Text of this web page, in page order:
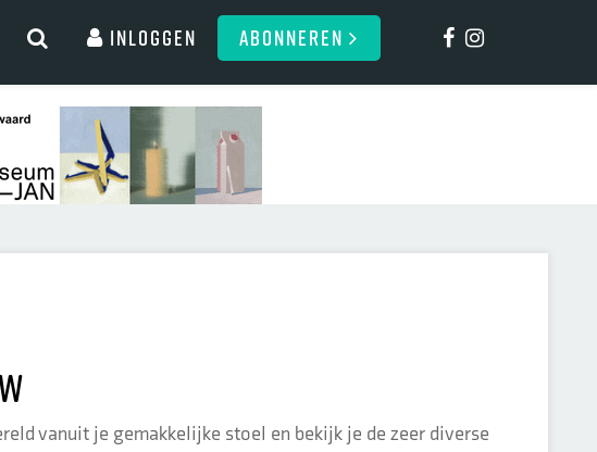
Inloggen ABONNEREN
vanuit je gemakkelijke stoel en bekijk je de zeer diverse